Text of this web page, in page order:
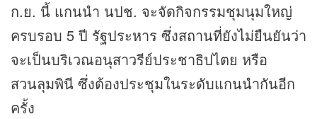
ก.ย. นี้ แกนนำ นปช. จะจัดกิจกรรมชุมนุมใหญ่
ครบรอบ 5 ปี รัฐประหาร ซึ่งสถานที่ยังไม่ยืนยันว่า
จะเป็นบริเวณอนุสาวรีย์ประชาธิปไตย หรือ
สวนลุมพินี ซึ่งต้องประชุมในระดับแกนนำกันอีก
ครั้ง